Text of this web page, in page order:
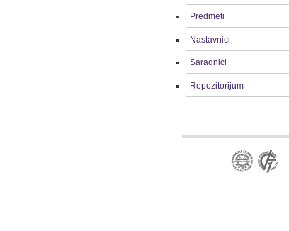
Predmeti
Nastavnici
Saradnici
Repozitorijum